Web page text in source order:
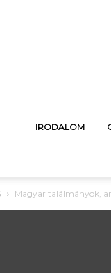
IRODALOM
Magyar találmányok,